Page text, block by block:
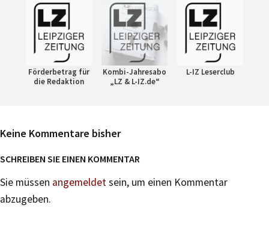
Förderbetrag für
die Redaktion
Kombi-Jahresabo
„LZ & L-IZ.de“
L-IZ Leserclub
Keine Kommentare bisher
SCHREIBEN SIE EINEN KOMMENTAR
Sie müssen angemeldetsein, um einen Kommentar
abzugeben.